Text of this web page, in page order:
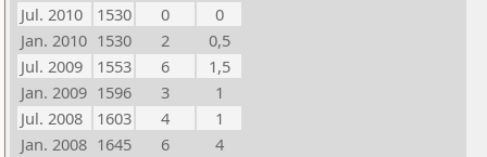
Jul. 2010
1530 0
0
Jan. 2010 1530 2
0,5
Jul. 2009
1553 6
1,5
Jan. 2009 1596 3
1
Jul. 2008
1603 4
1
Jan. 2008 1645 6
4